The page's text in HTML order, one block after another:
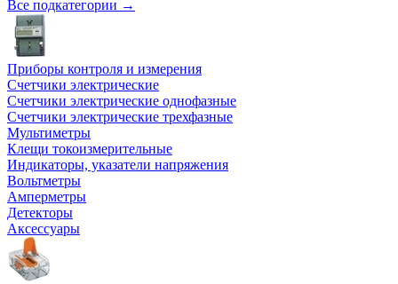
Все подкатегории →
Приборы контроля и измерения
Счетчики электрические
Счетчики электрические однофазные
Счетчики электрические трехфазные
Мультиметры
Клещи токоизмерительные
Индикаторы, указатели напряжения
Вольтметры
Амперметры
Детекторы
Аксессуары